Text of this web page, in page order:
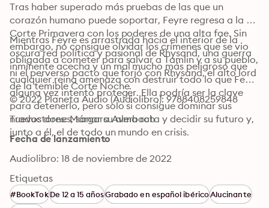
Tras haber superado más pruebas de las que un
corazón humano puede soportar, Feyre regresa a la
Corte Primavera con los poderes de una alta fae. Sin
embargo, no consigue olvidar los crímenes que se vio
obligada a cometer para salvar a Tamlin y a su pueblo,
ni el perverso pacto que forjó con Rhysand, el alto lord
de la temible Corte Noche.
Mientras Feyre es arrastrada hacia el interior de la
oscura red política y pasional de Rhysand, una guerra
inminente acecha y un mal mucho más peligroso que
cualquier reina amenaza con destruir todo lo que Feyre
alguna vez intentó proteger. Ella podría ser la clave
para detenerlo, pero solo si consigue dominar sus
nuevos dones, sanar su alma rota y decidir su futuro y,
junto a él, el de todo un mundo en crisis.
© 2022 Planeta Audio (Audiolibro): 9788408259848
Traductores: Márgara Averbach
Fecha de lanzamiento
Audiolibro: 18 de noviembre de 2022
Etiquetas
#BookTokDe 12 a 15 añosGrabado en español ibéricoAlucinante